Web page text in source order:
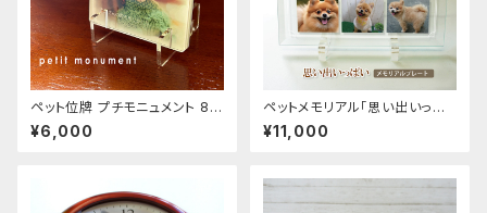
ペット位牌 プチモニュメント 8×
8cmの小さなメモリアル 思い出
写真で作ります
¥6,000
ペットメモリアル「思い出いっぱ
い」 ガラスプレート 写真印刷6
枚 ペット位牌 御仏前
¥11,000